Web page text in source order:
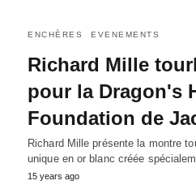
ENCHÈRES EVENEMENTS
Richard Mille
pour la Dragon's
Foundation de
Richard Mille présente la montre
unique en or blanc créée
15 years ago